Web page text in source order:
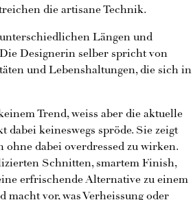
die artisane Technik.
Längen und
Designerin selber spricht von
und Lebenshaltungen, die sich in
Trend, weiss aber die aktuelle
keineswegs spröde. Sie zeigt
ohne dabei overdressed zu wirken.
Schnitten, smartem Finish,
erfrischende Alternative zu einem
vor, was Verheissung oder